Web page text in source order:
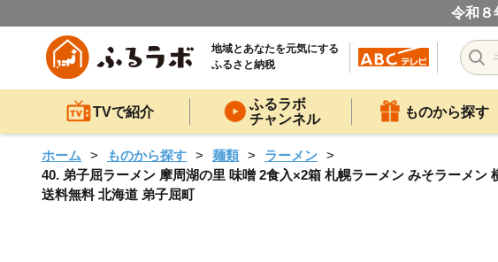
令和８
地域とあなたを元気にする
ふるさと納税
TVで紹介
ふるラボ
チャンネル
ものから探す
ホーム ものから探す 麺類
ラーメン
40. 弟子屈ラーメン 摩周湖の里 味噌 2食入×2箱 札幌ラーメン みそラーメ
送料無料 北海道 弟子屈町